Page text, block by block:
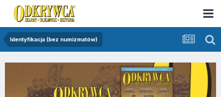
Identyfikacja (bez numizmatów)